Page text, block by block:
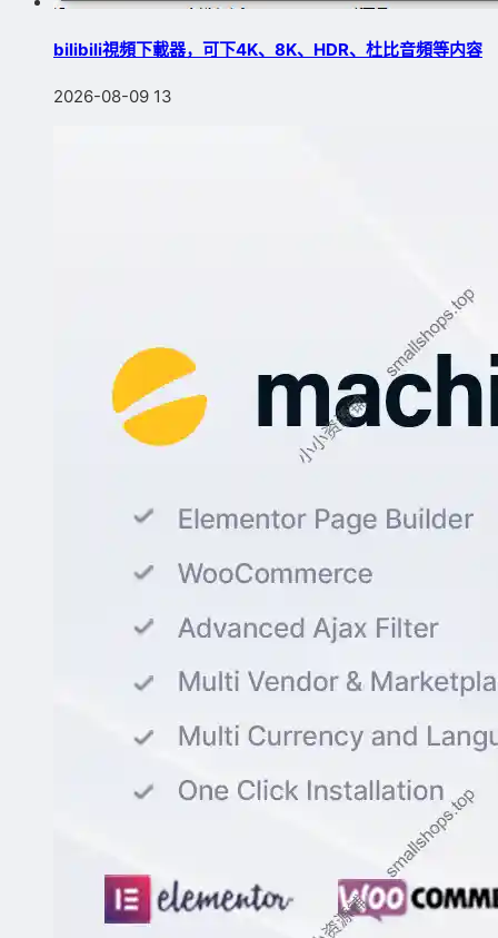
bilibili視頻下載器，可下4K、8K、HDR、杜比音頻等内容
2026-08-09 13